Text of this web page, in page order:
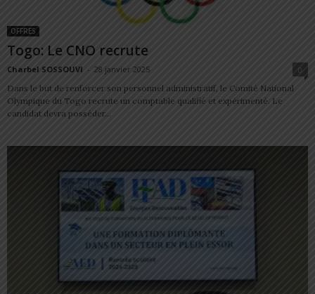
OFFRES
Togo: Le CNO recrute
Charbel SOSSOUVI - 28 janvier 2025
0
Dans le but de renforcer son personnel administratif, le Comité National
Olympique du Togo recrute un comptable qualifié et expérimenté. Le
candidat devra posséder...